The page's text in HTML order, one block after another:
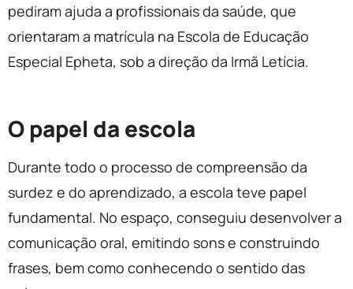
pediram ajuda a profissionais da saúde, que
orientaram a matrícula na Escola de Educação
Especial Epheta, sob a direção da Irmã Letícia.
O papel da escola
Durante todo o processo de compreensão da
surdez e do aprendizado, a escola teve papel
fundamental. No espaço, conseguiu desenvolver a
comunicação oral, emitindo sons e construindo
frases, bem como conhecendo o sentido das